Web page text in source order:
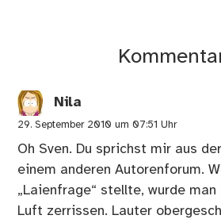
Nila
29. September 2010 um 07:51 Uhr
Oh Sven. Du sprichst mir aus
einem anderen Autorenforum.
„Laienfrage“ stellte, wurde
Luft zerrissen. Lauter